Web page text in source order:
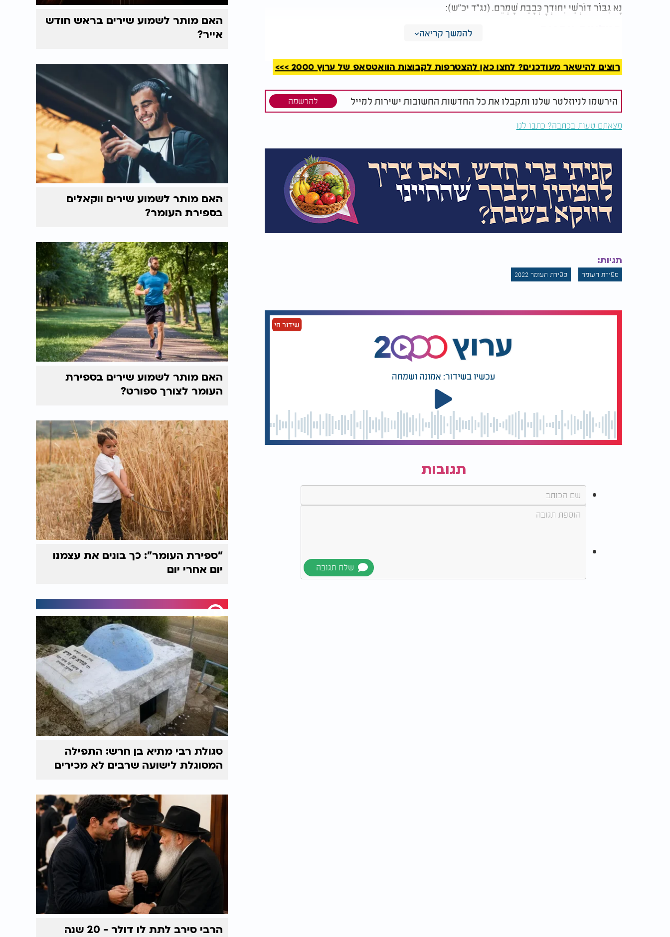
נָא גִבּוֹר דּוֹרְשֵׁי יִחוּדְךָ כְּבָבַת שָׁמְרֵם. (נג"ד יכ"ש):
ואסור: מה נוהגים לעשות
בָּרְכֵם טַהֲרֵם רַחֲמֵי צִדְקָתְךָ תָּמִיד גָּמְלֵם. (בט"ר צת"ג):
חֲסִין קָדוֹשׁ בְּרוֹב טוּבְךָ נַהֵל עֲדָתֶךָ. (חק"ב טנ"ע):
יָחִיד גֵּאֶה לְעַמְּךָ פְּנֵה זוֹכְרֵי קְדֻשָּׁתֶךָ. (יג"ל פז"ק):
שַׁוְעָתֵנוּ קַבֵּל וּשְׁמַע צַעֲקָתֵנוּ יוֹדֵעַ תַּעֲלוּמוֹת. (שק"ו צי"ת):
בלחש: בָּרוּךְ שֵׁם כְּבוֹד מַלְכוּתוֹ לְעוֹלָם וָעֶד:
להמשך קריאה
רוצים להישאר מעודכנים? לחצו כאן להצטרפות לקבוצות הוואטסאפ של ערוץ 2000 >>>
הירשמו לניוזלטר שלנו ותקבלו את כל החדשות החשובות ישירות למייל להרשמה
מצאתם טעות בכתבה? כתבו לנו
תגיות:
ספירת העומר ספירת העומר 2022
שידור חי
עכשיו בשידור: אמונה ושמחה
תגובות
האם מותר לשמוע שירים בראש חודש
אייר?
האם מותר לשמוע שירים ווקאלים
בספירת העומר?
האם מותר לשמוע שירים בספירת
העומר לצורך ספורט?
"ספירת העומר": כך בונים את עצמנו
יום אחרי יום
סגולת רבי מתיא בן חרש: התפילה
המסוגלת לישועה שרבים לא מכירים
הרבי סירב לתת לו דולר - 20 שנה